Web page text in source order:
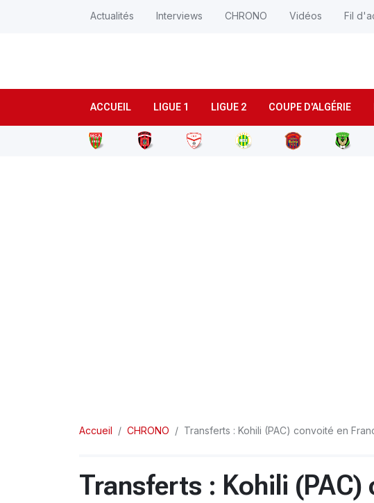
ACCUEIL LIGUE 1 LIGUE 2 COUPE D'ALGÉRIE
Actualités Interviews CHRONO Vidéos Fil
Accueil CHRONO Transferts : Kohili (PAC) convoité en
Transferts : Kohili (PAC)